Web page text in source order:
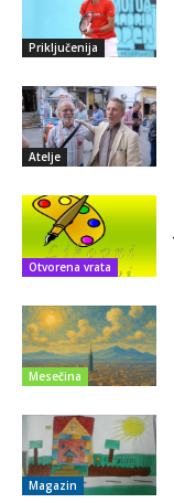
Priključenija
Atelje
Otvorena vrata
Mesečina
Magazin